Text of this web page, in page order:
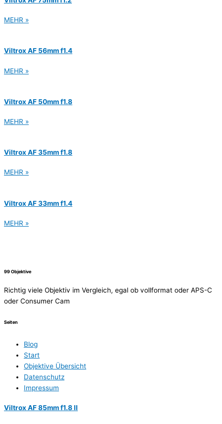
MEHR »
Viltrox AF 56mm f1.4
MEHR »
Viltrox AF 50mm f1.8
MEHR »
Viltrox AF 35mm f1.8
MEHR »
Viltrox AF 33mm f1.4
MEHR »
99 Objektive
Richtig viele Objektiv im Vergleich, egal ob vollformat oder APS-C
oder Consumer Cam
Seiten
Blog
Start
Objektive Übersicht
Datenschutz
Impressum
Viltrox AF 85mm f1.8 II